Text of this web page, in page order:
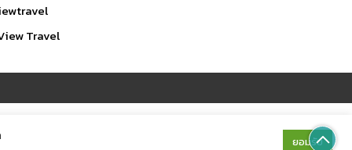
ยอมรับ
Travel